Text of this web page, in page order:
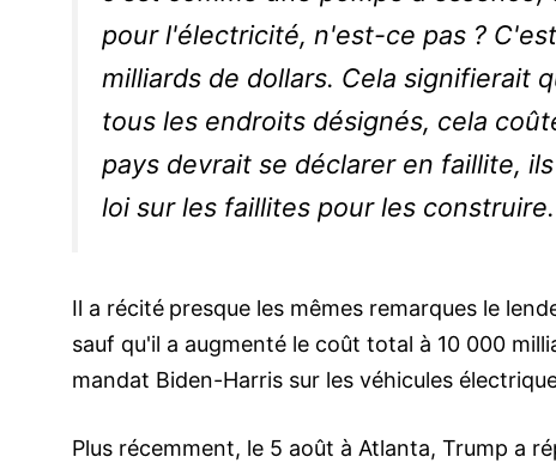
pour l'électricité, n'est-ce pas ?
milliards de dollars. Cela signifierait
tous les endroits désignés, cela
pays devrait se déclarer en faillite,
loi sur les faillites pour les
Il a récité presque les mêmes remarques le
sauf qu'il a augmenté le coût total à 10 000
mandat Biden-Harris sur les véhicules
Plus récemment, le 5 août à Atlanta, Trump a